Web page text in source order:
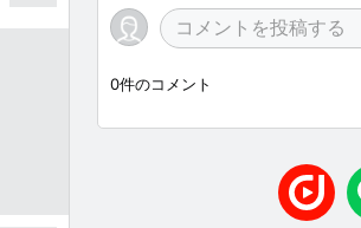
0件のコメント